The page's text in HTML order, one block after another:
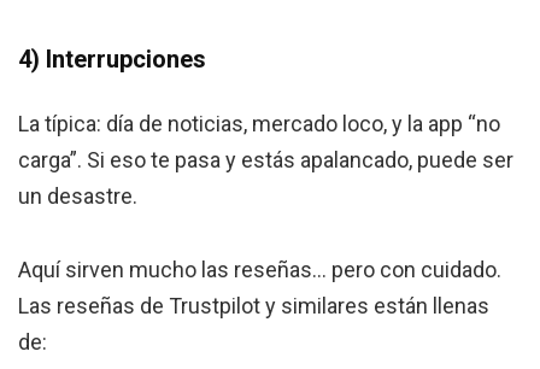
4) Interrupciones
La típica: día de noticias, mercado loco, y la app “no
carga”. Si eso te pasa y estás apalancado, puede ser
un desastre.
Aquí sirven mucho las reseñas… pero con cuidado.
Las reseñas de Trustpilot y similares están llenas
de: